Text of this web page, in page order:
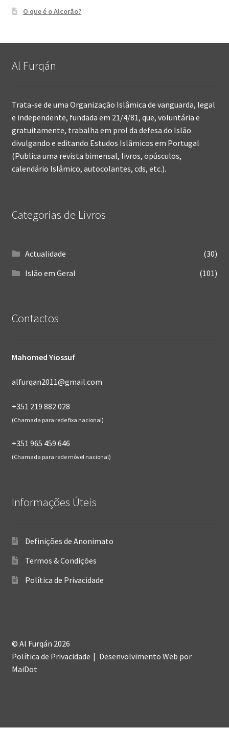
O que é o Alcorão?
Al Furqán
Trata-se de uma Organização Islâmica de vanguarda, legal
e independente, fundada em 21/4/81, que, voluntária e
gratuitamente, trabalha em prol da defesa do Islão
divulgando e editando Estudos Islâmicos em Portugal
(Publica uma revista bimensal, livros, opúsculos,
calendário Islâmico, autocolantes, cds, etc.).
Categorias de Livros
Actualidade
(30)
Islão em Geral
(101)
Contactos
Mahomed Yiossuf
alfurqan2011@gmail.com
+351 219 882 028
(Chamada para rede fixa nacional)
+351 965 459 646
(Chamada para rede móvel nacional)
Informações Úteis
Definições de Anonimato
Termos & Condições
Política de Privacidade
© Al Furqán 2026
Política de Privacidade
Desenvolvimento Web por
MaiDot